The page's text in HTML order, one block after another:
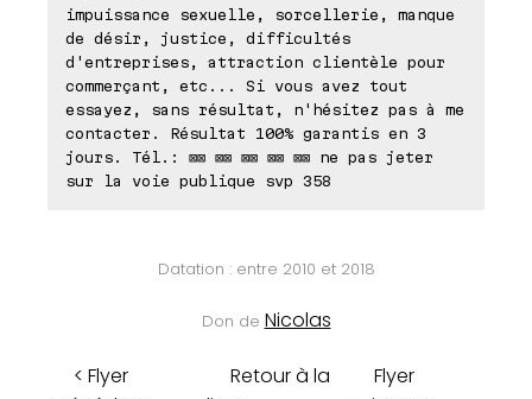
impuissance sexuelle, sorcellerie, manque
de désir, justice, difficultés
d'entreprises, attraction clientèle pour
commerçant, etc... Si vous avez tout
essayez, sans résultat, n'hésitez pas à me
contacter. Résultat 100% garantis en 3
jours. Tél.: ⊠⊠ ⊠⊠ ⊠⊠ ⊠⊠ ⊠⊠ ne pas jeter
sur la voie publique svp 358
Datation : entre 2010 et 2018
Don de Nicolas
< Flyer
Retour à la
Flyer